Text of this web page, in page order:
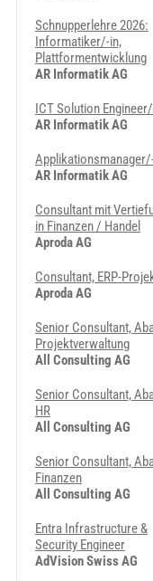
Schnupperlehre 2026:
Informatiker/-in,
Plattformentwicklung
AR Informatik AG
ICT Solution
AR Informatik AG
AR Informatik AG
Consultant mit
in Finanzen / Handel
Aproda AG
Consultant, ERP-
Aproda AG
Senior Consultant,
Projektverwaltung
All Consulting AG
Senior Consultant,
HR
All Consulting AG
Senior Consultant,
Finanzen
All Consulting AG
Entra Infrastructure &
Security Engineer
AdVision Swiss AG